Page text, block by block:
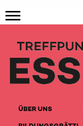
ÜBER UNS